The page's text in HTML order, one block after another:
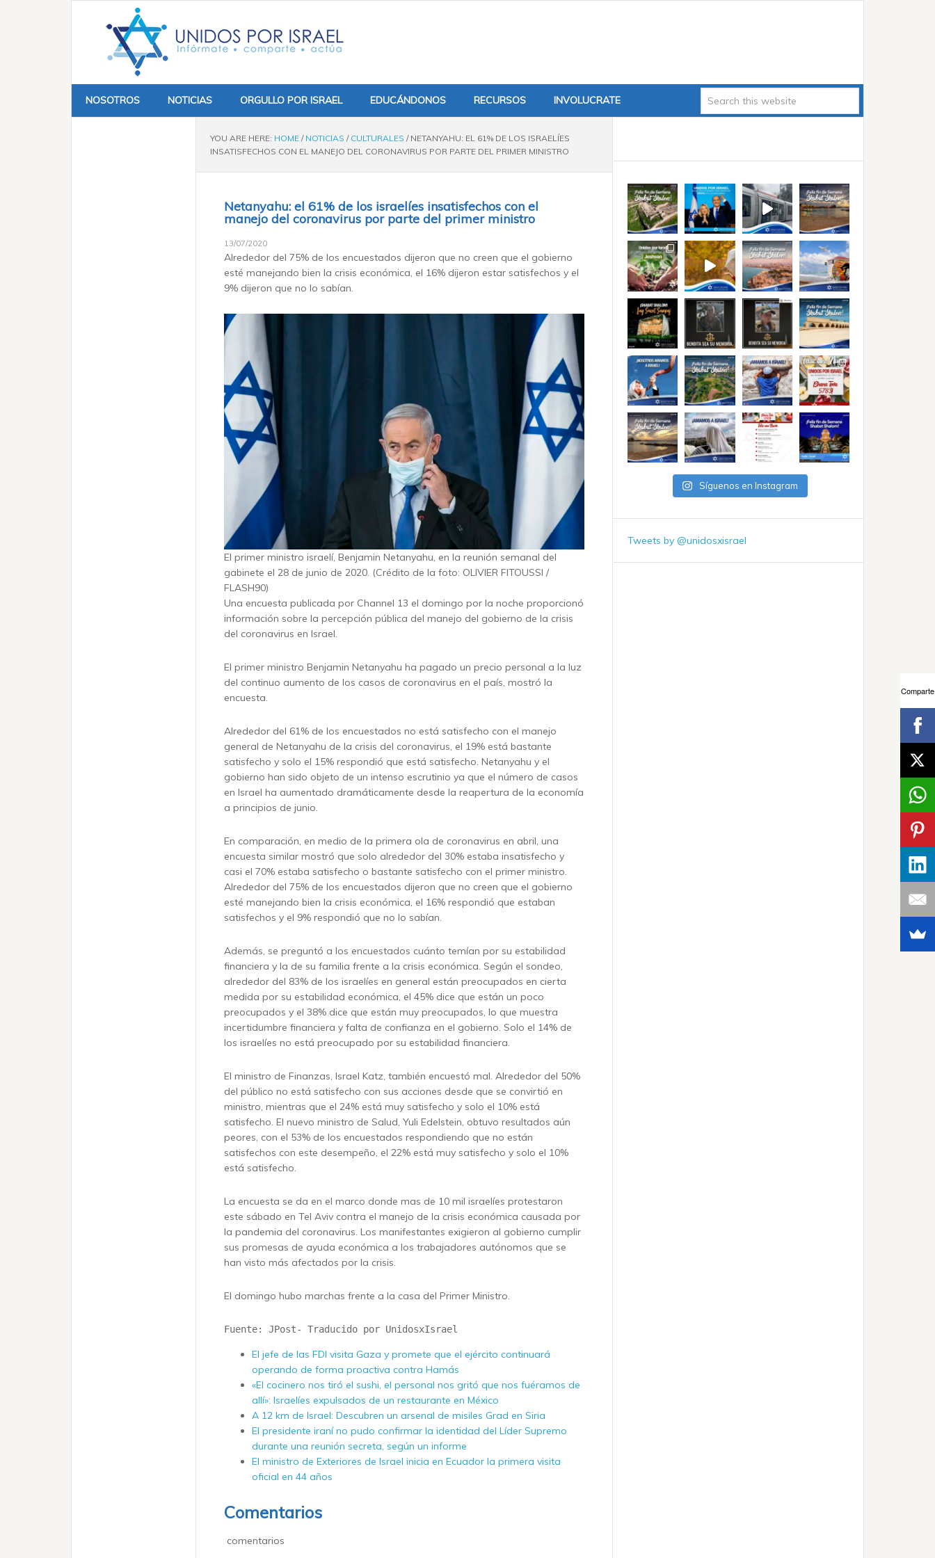
NOSOTROS NOTICIAS ORGULLO POR ISRAEL EDUCÁNDONOS RECURSOS INVOLUCRATE
YOU ARE HERE: HOME / NOTICIAS / CULTURALES /NETANYAHU: EL 61% DE LOS ISRAELÍES
INSATISFECHOS CON EL MANEJO DEL CORONAVIRUS POR PARTE DEL PRIMER MINISTRO
Netanyahu: el 61% de los israelíes insatisfechos con el
manejo del coronavirus por parte del primer ministro
13/07/2020
Alrededor del 75% de los encuestados dijeron que no creen que el gobierno
esté manejando bien la crisis económica, el 16% dijeron estar satisfechos y el
9% dijeron que no lo sabían.
El primer ministro israelí, Benjamin Netanyahu, en la reunión semanal del
gabinete el 28 de junio de 2020. (Crédito de la foto: OLIVIER FITOUSSI /
FLASH90)
Una encuesta publicada por Channel 13 el domingo por la noche proporcionó
información sobre la percepción pública del manejo del gobierno de la crisis
del coronavirus en Israel.
El primer ministro Benjamin Netanyahu ha pagado un precio personal a la luz
del continuo aumento de los casos de coronavirus en el país, mostró la
encuesta.
Alrededor del 61% de los encuestados no está satisfecho con el manejo
general de Netanyahu de la crisis del coronavirus, el 19% está bastante
satisfecho y solo el 15% respondió que está satisfecho. Netanyahu y el
gobierno han sido objeto de un intenso escrutinio ya que el número de casos
en Israel ha aumentado dramáticamente desde la reapertura de la economía
a principios de junio.
En comparación, en medio de la primera ola de coronavirus en abril, una
encuesta similar mostró que solo alrededor del 30% estaba insatisfecho y
casi el 70% estaba satisfecho o bastante satisfecho con el primer ministro.
Alrededor del 75% de los encuestados dijeron que no creen que el gobierno
esté manejando bien la crisis económica, el 16% respondió que estaban
satisfechos y el 9% respondió que no lo sabían.
Además, se preguntó a los encuestados cuánto temían por su estabilidad
financiera y la de su familia frente a la crisis económica. Según el sondeo,
alrededor del 83% de los israelíes en general están preocupados en cierta
medida por su estabilidad económica, el 45% dice que están un poco
preocupados y el 38% dice que están muy preocupados, lo que muestra
incertidumbre financiera y falta de confianza en el gobierno. Solo el 14% de
los israelíes no está preocupado por su estabilidad financiera.
El ministro de Finanzas, Israel Katz, también encuestó mal. Alrededor del 50%
del público no está satisfecho con sus acciones desde que se convirtió en
ministro, mientras que el 24% está muy satisfecho y solo el 10% está
satisfecho. El nuevo ministro de Salud, Yuli Edelstein, obtuvo resultados aún
peores, con el 53% de los encuestados respondiendo que no están
satisfechos con este desempeño, el 22% está muy satisfecho y solo el 10%
está satisfecho.
La encuesta se da en el marco donde mas de 10 mil israelíes protestaron
este sábado en Tel Aviv contra el manejo de la crisis económica causada por
la pandemia del coronavirus. Los manifestantes exigieron al gobierno cumplir
sus promesas de ayuda económica a los trabajadores autónomos que se
han visto más afectados por la crisis.
El domingo hubo marchas frente a la casa del Primer Ministro.
Fuente: JPost- Traducido por UnidosxIsrael
El jefe de las FDI visita Gaza y promete que el ejército continuará
operando de forma proactiva contra Hamás
«El cocinero nos tiró el sushi, el personal nos gritó que nos fuéramos de
allí»: Israelíes expulsados ​​de un restaurante en México
A 12 km de Israel: Descubren un arsenal de misiles Grad en Siria
El presidente iraní no pudo confirmar la identidad del Líder Supremo
durante una reunión secreta, según un informe
El ministro de Exteriores de Israel inicia en Ecuador la primera visita
oficial en 44 años
Comentarios
comentarios
Síguenos en Instagram
Tweets by @unidosxisrael
Comparte